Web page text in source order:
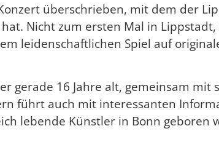
überschrieben, mit dem der
Nicht zum ersten Mal in
leidenschaftlichen Spiel auf
gerade 16 Jahre alt, gemeinsam
führt auch mit interessanten
lebende Künstler in Bonn geboren